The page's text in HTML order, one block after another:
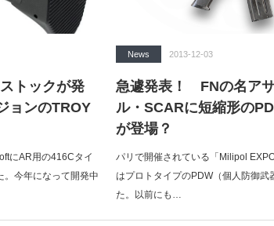
トックが発
ョンのTROY
にAR用の416Cタイ
。今年になって開発中
News 2013-12-03
急遽発表！ FNの名ア
ル・SCARに短縮形の
が登場？
パリで開催されている「Milipol
はプロトタイプのPDW（個人防御武
た。以前にも…